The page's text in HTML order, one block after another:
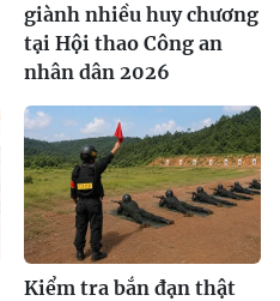
giành nhiều huy chương
tại Hội thao Công an
nhân dân 2026
Kiểm tra bắn đạn thật